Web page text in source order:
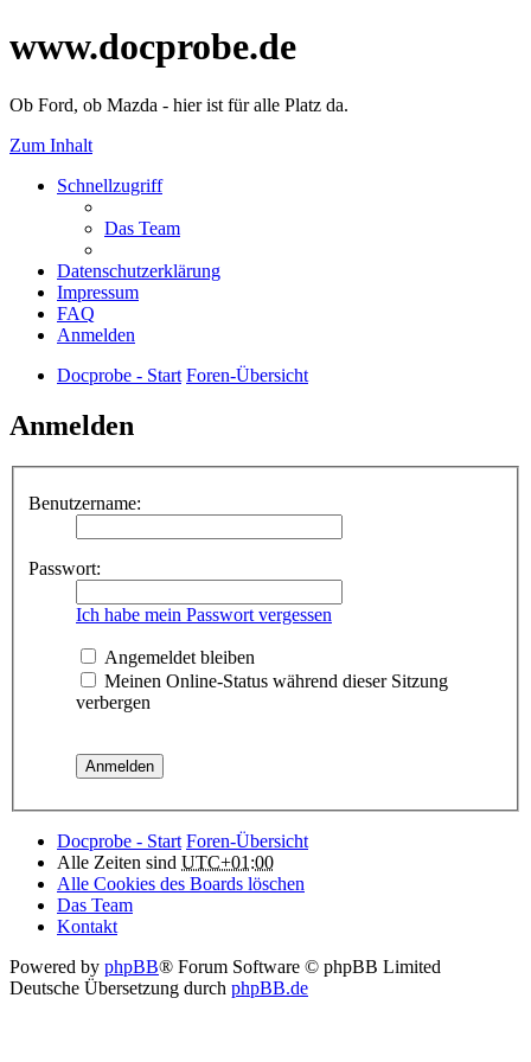
www.docprobe.de
Ob Ford, ob Mazda - hier ist für alle Platz da.
Zum Inhalt
Schnellzugriff
Das Team
Datenschutzerklärung
Impressum
FAQ
Anmelden
Docprobe - Start Foren-Übersicht
Anmelden
Benutzername:
Passwort:
Ich habe mein Passwort vergessen
Angemeldet bleiben
Meinen Online-Status während dieser Sitzung
verbergen
Docprobe - Start Foren-Übersicht
Alle Zeiten sind UTC+01:00
Alle Cookies des Boards löschen
Das Team
Kontakt
Powered by phpBB® Forum Software © phpBB Limited
Deutsche Übersetzung durch phpBB.de